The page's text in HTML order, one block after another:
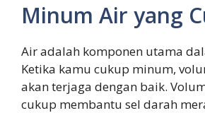
Minum Air yang
Air adalah komponen utama
Ketika kamu cukup minum,
akan terjaga dengan baik.
cukup membantu sel darah